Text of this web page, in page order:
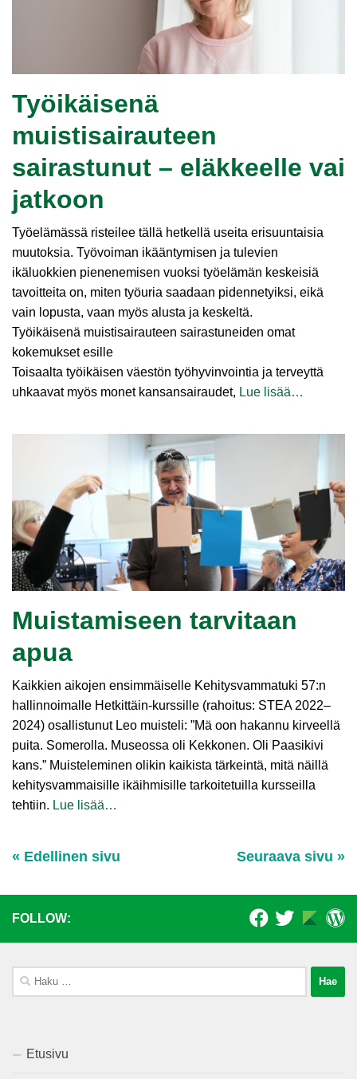
Työikäisenä
muistisairauteen
sairastunut – eläkkeelle vai
jatkoon
Työelämässä risteilee tällä hetkellä useita erisuuntaisia
muutoksia. Työvoiman ikääntymisen ja tulevien
ikäluokkien pienenemisen vuoksi työelämän keskeisiä
tavoitteita on, miten työuria saadaan pidennetyiksi, eikä
vain lopusta, vaan myös alusta ja keskeltä.
Työikäisenä muistisairauteen sairastuneiden omat
kokemukset esille
Toisaalta työikäisen väestön työhyvinvointia ja terveyttä
uhkaavat myös monet kansansairaudet, Lue lisää…
Muistamiseen tarvitaan
apua
Kaikkien aikojen ensimmäiselle Kehitysvammatuki 57:n
hallinnoimalle Hetkittäin-kurssille (rahoitus: STEA 2022–
2024) osallistunut Leo muisteli: ”Mä oon hakannu kirveellä
puita. Somerolla. Museossa oli Kekkonen. Oli Paasikivi
kans.” Muisteleminen olikin kaikista tärkeintä, mitä näillä
kehitysvammaisille ikäihmisille tarkoitetuilla kursseilla
tehtiin. Lue lisää…
« Edellinen sivu Seuraava sivu »
FOLLOW:
Haku:
Etusivu